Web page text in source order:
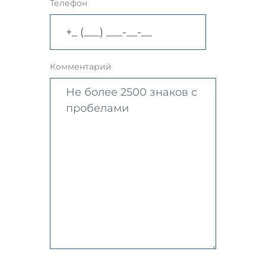
Телефон
Комментарий